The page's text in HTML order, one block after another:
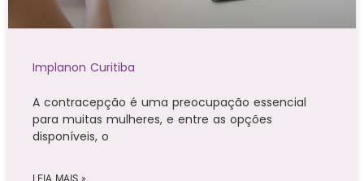
Implanon Curitiba
A contracepção é uma preocupação essencial
para muitas mulheres, e entre as opções
disponíveis, o